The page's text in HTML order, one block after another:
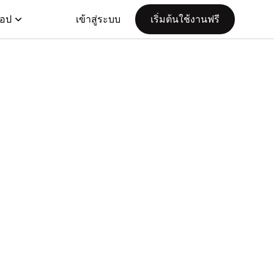
ป เข้าสู่ระบบ เริ่มต้นใช้งานฟรี